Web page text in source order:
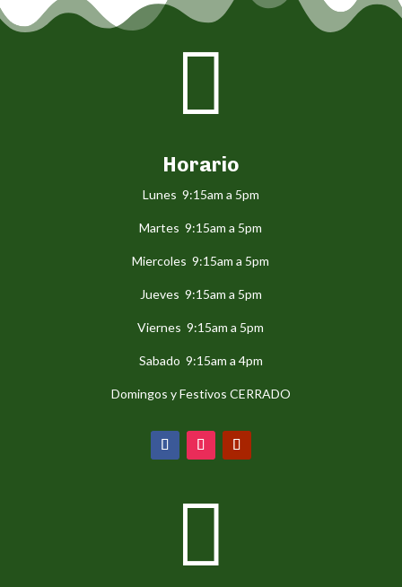

Horario
Lunes 9:15am a 5pm
Martes 9:15am a 5pm
Miercoles 9:15am a 5pm
Jueves 9:15am a 5pm
Viernes 9:15am a 5pm
Sabado 9:15am a 4pm
Domingos y Festivos CERRADO
